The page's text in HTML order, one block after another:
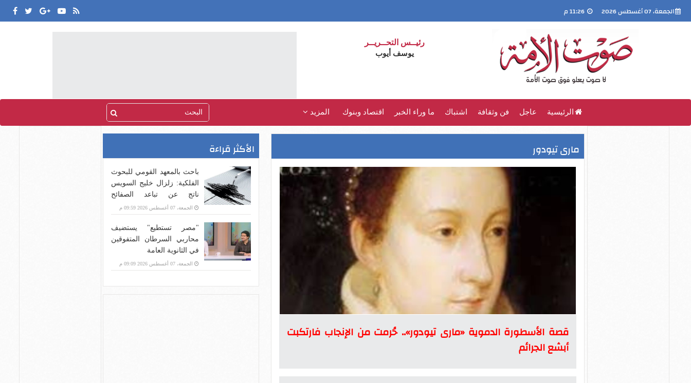
الجمعة، 07 أغسطس 2026
رئيــس التحــريــر
يوسف أيوب
الرئيسية عاجل فن وثقافة اشتباك ما وراء الخبر اقتصاد وبنوك المزيد
مارى تيودور
قصة الأسطورة الدموية «مارى تيودور».. حُرمت من الإنجاب فارتكبت
أبشع الجرائم
الأكثر قراءة
باحث بالمعهد القومي للبحوث
الفلكية: زلزال خليج السويس
ناتج عن تباعد الصفائح
التكتونية
الجمعة، 07 أغسطس 2026 09:59 م
"مصر تستطيع" يستضيف
محاربي السرطان المتفوقين
في الثانوية العامة
الجمعة، 07 أغسطس 2026 09:09 م